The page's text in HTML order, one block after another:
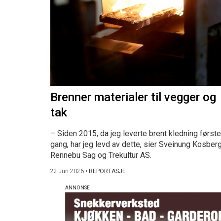
Brenner materialer til vegger og
tak
– Siden 2015, da jeg leverte brent kledning første
gang, har jeg levd av dette, sier Sveinung
Rennebu Sag og Trekultur AS.
22 Jun 2026 • REPORTASJE